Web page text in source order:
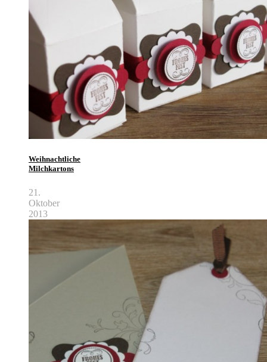
Weihnachtliche
Milchkartons
21.
Oktober
2013